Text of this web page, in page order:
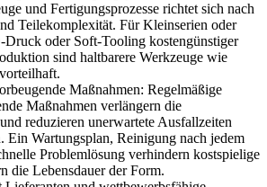
und Fertigungsprozesse richtet sich nach
Teilekomplexität. Für Kleinserien oder
oder Soft-Tooling kostengünstiger
sind haltbarere Werkzeuge wie
Maßnahmen: Regelmäßige
Maßnahmen verlängern die
reduzieren unerwartete Ausfallzeiten
Ein Wartungsplan, Reinigung nach jedem
Problemlösung verhindern kostspielige
die Lebensdauer der Form.